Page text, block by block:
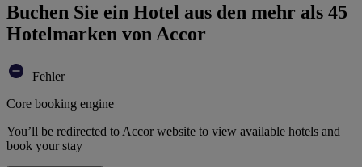
Buchen Sie ein Hotel aus den mehr als 45
Hotelmarken von Accor
Fehler
Core booking engine
You’ll be redirected to Accor website to view available hotels and
book your stay